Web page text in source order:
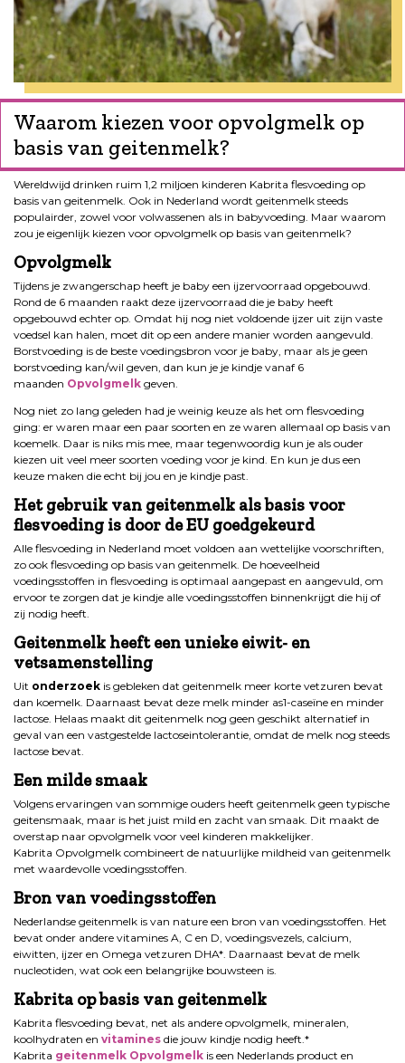
Waarom kiezen voor opvolgmelk op
basis van geitenmelk?
Wereldwijd drinken ruim 1,2 miljoen kinderen Kabrita flesvoeding op
basis van geitenmelk. Ook in Nederland wordt geitenmelk steeds
populairder, zowel voor volwassenen als in babyvoeding. Maar waarom
zou je eigenlijk kiezen voor opvolgmelk op basis van geitenmelk?
Opvolgmelk
Tijdens je zwangerschap heeft je baby een ijzervoorraad opgebouwd.
Rond de 6 maanden raakt deze ijzervoorraad die je baby heeft
opgebouwd echter op. Omdat hij nog niet voldoende ijzer uit zijn vaste
voedsel kan halen, moet dit op een andere manier worden aangevuld.
Borstvoeding is de beste voedingsbron voor je baby, maar als je geen
borstvoeding kan/wil geven, dan kun je je kindje vanaf 6
maanden Opvolgmelk geven.
Nog niet zo lang geleden had je weinig keuze als het om flesvoeding
ging: er waren maar een paar soorten en ze waren allemaal op basis van
koemelk. Daar is niks mis mee, maar tegenwoordig kun je als ouder
kiezen uit veel meer soorten voeding voor je kind. En kun je dus een
keuze maken die echt bij jou en je kindje past.
Het gebruik van geitenmelk als basis voor
flesvoeding is door de EU goedgekeurd
Alle flesvoeding in Nederland moet voldoen aan wettelijke voorschriften,
zo ook flesvoeding op basis van geitenmelk. De hoeveelheid
voedingsstoffen in flesvoeding is optimaal aangepast en aangevuld, om
ervoor te zorgen dat je kindje alle voedingsstoffen binnenkrijgt die hij of
zij nodig heeft.
Geitenmelk heeft een unieke eiwit- en
vetsamenstelling
Uit onderzoek is gebleken dat geitenmelk meer korte vetzuren bevat
dan koemelk. Daarnaast bevat deze melk minder as1-caseïne en minder
lactose. Helaas maakt dit geitenmelk nog geen geschikt alternatief in
geval van een vastgestelde lactoseintolerantie, omdat de melk nog steeds
lactose bevat.
Een milde smaak
Volgens ervaringen van sommige ouders heeft geitenmelk geen typische
geitensmaak, maar is het juist mild en zacht van smaak. Dit maakt de
overstap naar opvolgmelk voor veel kinderen makkelijker.
Kabrita Opvolgmelk combineert de natuurlijke mildheid van geitenmelk
met waardevolle voedingsstoffen.
Bron van voedingsstoffen
Nederlandse geitenmelk is van nature een bron van voedingsstoffen. Het
bevat onder andere vitamines A, C en D, voedingsvezels, calcium,
eiwitten, ijzer en Omega vetzuren DHA*. Daarnaast bevat de melk
nucleotiden, wat ook een belangrijke bouwsteen is.
Kabrita op basis van geitenmelk
Kabrita flesvoeding bevat, net als andere opvolgmelk, mineralen,
koolhydraten en vitamines die jouw kindje nodig heeft.*
Kabrita geitenmelk Opvolgmelk is een Nederlands product en